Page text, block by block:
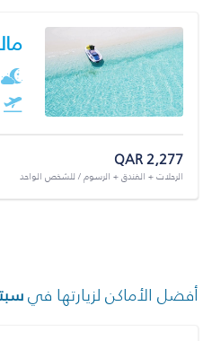
QAR 2,277
الرحلات + الفندق + الرسوم / للشخص الواحد
أفضل الأماكن لزيارتها في